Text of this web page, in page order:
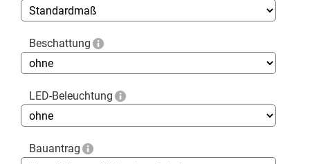
Beschattung
LED-Beleuchtung
Bauantrag